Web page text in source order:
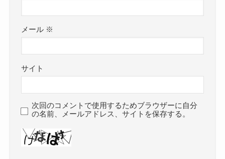
メール ※
サイト
次回のコメントで使用するためブラウザーに自分
の名前、メールアドレス、サイトを保存する。